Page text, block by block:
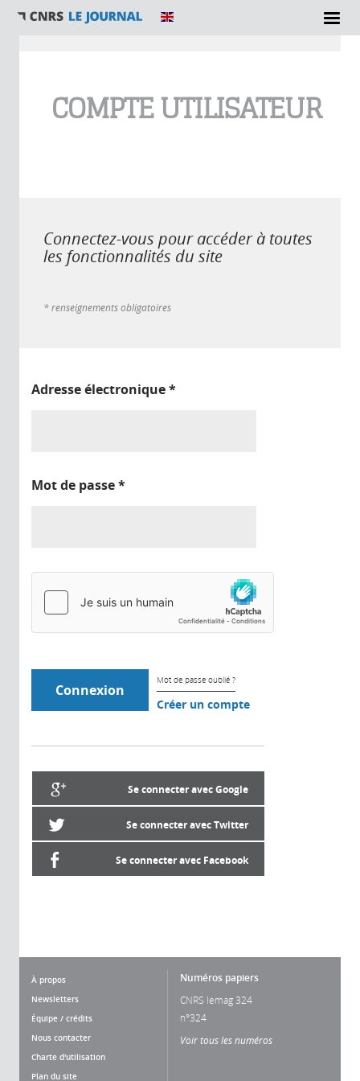
COMPTE UTILISATEUR
Connectez-vous pour accéder à toutes
les fonctionnalités du site
* renseignements obligatoires
Adresse électronique*
Mot de passe*
Mot de passe oublié ?
Créer un compte
Se connecter avec Google
Se connecter avec Twitter
Se connecter avec Facebook
À propos
Newsletters
Équipe / crédits
Nous contacter
Charte d'utilisation
Plan du site
Numéros papiers
CNRS lemag 324
n°324
Voir tous les numéros